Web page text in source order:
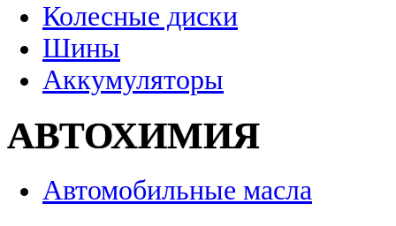
Колесные диски
Шины
Аккумуляторы
АВТОХИМИЯ
Автомобильные масла